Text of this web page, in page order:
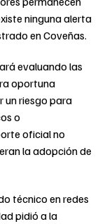
ninguna alerta
en Coveñas.
evaluando las
oportuna
un riesgo para
o
oficial no
la adopción de
técnico en redes
pidió a la